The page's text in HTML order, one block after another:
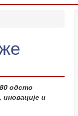
одсто
и